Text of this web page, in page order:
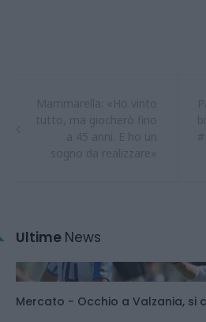
Ultime News
Mercato - Occhio a Valzania, si